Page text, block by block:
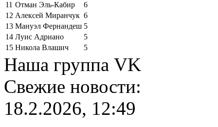
11 Отман Эль-Кабир
6
12 Алексей Миранчук 6
13 Мануэл Фернандеш 5
14 Луис Адриано
5
15 Никола Влашич 5
Наша группа VK
Свежие новости:
18.2.2026, 12:49